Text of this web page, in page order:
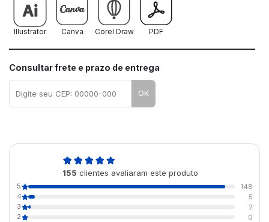
Illustrator Canva Corel Draw PDF
Consultar frete e prazo de entrega
OK
155 clientes avaliaram este produto
5
148
4
5
3
2
2
0